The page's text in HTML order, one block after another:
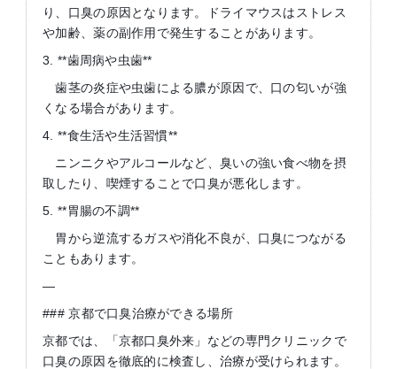
り、口臭の原因となります。ドライマウスはストレス
や加齢、薬の副作用で発生することがあります。
3. **歯周病や虫歯**
歯茎の炎症や虫歯による膿が原因で、口の匂いが強
くなる場合があります。
4. **食生活や生活習慣**
ニンニクやアルコールなど、臭いの強い食べ物を摂
取したり、喫煙することで口臭が悪化します。
5. **胃腸の不調**
胃から逆流するガスや消化不良が、口臭につながる
こともあります。
—
### 京都で口臭治療ができる場所
京都では、「京都口臭外来」などの専門クリニックで
口臭の原因を徹底的に検査し、治療が受けられます。